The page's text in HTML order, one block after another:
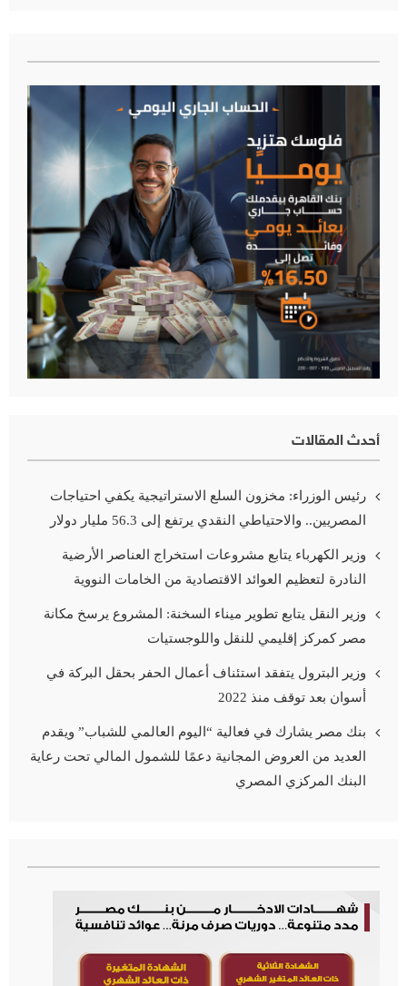
أحدث المقالات
رئيس الوزراء: مخزون السلع الاستراتيجية يكفي احتياجات
المصريين.. والاحتياطي النقدي يرتفع إلى 56.3 مليار دولار
وزير الكهرباء يتابع مشروعات استخراج العناصر الأرضية
النادرة لتعظيم العوائد الاقتصادية من الخامات النووية
وزير النقل يتابع تطوير ميناء السخنة: المشروع يرسخ مكانة
مصر كمركز إقليمي للنقل واللوجستيات
وزير البترول يتفقد استئناف أعمال الحفر بحقل البركة في
أسوان بعد توقف منذ 2022
بنك مصر يشارك في فعالية “اليوم العالمي للشباب” ويقدم
العديد من العروض المجانية دعمًا للشمول المالي تحت رعاية
البنك المركزي المصري